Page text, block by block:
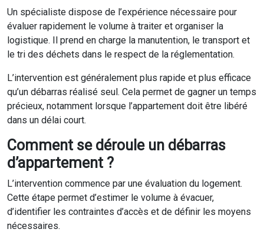
Un spécialiste dispose de l’expérience nécessaire pour
évaluer rapidement le volume à traiter et organiser la
logistique. Il prend en charge la manutention, le transport et
le tri des déchets dans le respect de la réglementation.
L’intervention est généralement plus rapide et plus efficace
qu’un débarras réalisé seul. Cela permet de gagner un temps
précieux, notamment lorsque l’appartement doit être libéré
dans un délai court.
Comment se déroule un débarras
d’appartement ?
L’intervention commence par une évaluation du logement.
Cette étape permet d’estimer le volume à évacuer,
d’identifier les contraintes d’accès et de définir les moyens
nécessaires.